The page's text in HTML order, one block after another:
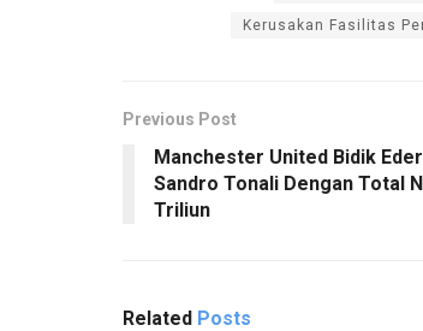
Kerusakan Fasilitas
Previous Post
Manchester United Bidik
Sandro Tonali Dengan Total
Triliun
Related Posts